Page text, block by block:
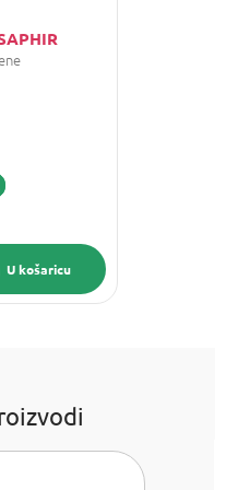
U košaricu